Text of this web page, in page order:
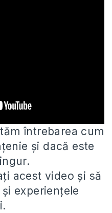
întrebarea cum
și dacă este
acest video și să
experiențele